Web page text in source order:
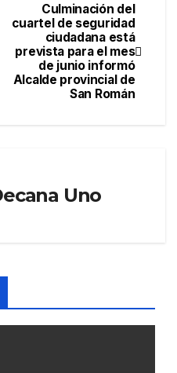
Culminación del
cuartel de seguridad
ciudadana está
prevista para el mes
de junio informó
Alcalde provincial de
San Román
Uno